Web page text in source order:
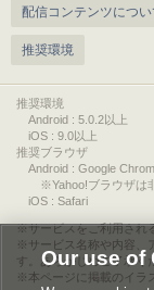
配信コンテンツについ
推奨環境
推奨環境
Android : 5.0.2以上
iOS : 9.0以上
推奨ブラウザ
Android : Google
※Yahoo!ブラウザは
iOS : Safari
サービスをご利用され
サービス名称や内容、
す。あらかじめご了承く
本ページに掲載のイラ
Our use of